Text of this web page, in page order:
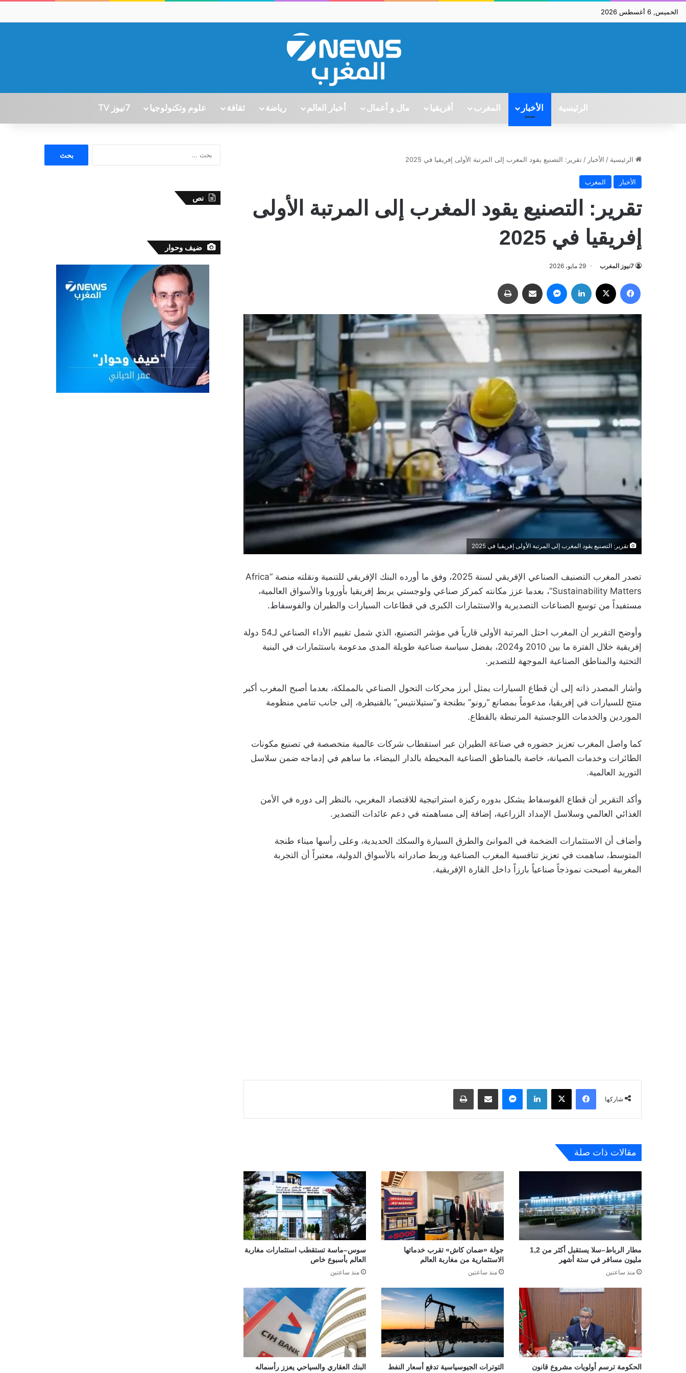
الخميس, 6 أغسطس 2026
الرئيسية الأخبار المغرب أفريقيا مال و أعمال أخبار العالم رياضة ثقافة علوم وتكنولوجيا 7نيوز TV
الرئيسية / الأخبار / تقرير: التصنيع يقود المغرب إلى المرتبة الأولى إفريقيا في 2025
الأخبار المغرب
تقرير: التصنيع يقود المغرب إلى المرتبة الأولى
إفريقيا في 2025
7نيوز المغرب 29 مايو، 2026
تقرير: التصنيع يقود المغرب إلى المرتبة الأولى إفريقيا في 2025
تصدر المغرب التصنيف الصناعي الإفريقي لسنة 2025، وفق ما أورده البنك الإفريقي للتنمية ونقلته منصة “Africa
Sustainability Matters”، بعدما عزز مكانته كمركز صناعي ولوجستي يربط إفريقيا بأوروبا والأسواق العالمية،
مستفيداً من توسع الصناعات التصديرية والاستثمارات الكبرى في قطاعات السيارات والطيران والفوسفاط.
وأوضح التقرير أن المغرب احتل المرتبة الأولى قارياً في مؤشر التصنيع، الذي شمل تقييم الأداء الصناعي لـ54 دولة
إفريقية خلال الفترة ما بين 2010 و2024، بفضل سياسة صناعية طويلة المدى مدعومة باستثمارات في البنية
التحتية والمناطق الصناعية الموجهة للتصدير.
وأشار المصدر ذاته إلى أن قطاع السيارات يمثل أبرز محركات التحول الصناعي بالمملكة، بعدما أصبح المغرب أكبر
منتج للسيارات في إفريقيا، مدعوماً بمصانع “رونو” بطنجة و”ستيلانتيس” بالقنيطرة، إلى جانب تنامي منظومة
الموردين والخدمات اللوجستية المرتبطة بالقطاع.
كما واصل المغرب تعزيز حضوره في صناعة الطيران عبر استقطاب شركات عالمية متخصصة في تصنيع مكونات
الطائرات وخدمات الصيانة، خاصة بالمناطق الصناعية المحيطة بالدار البيضاء، ما ساهم في إدماجه ضمن سلاسل
التوريد العالمية.
وأكد التقرير أن قطاع الفوسفاط يشكل بدوره ركيزة استراتيجية للاقتصاد المغربي، بالنظر إلى دوره في الأمن
الغذائي العالمي وسلاسل الإمداد الزراعية، إضافة إلى مساهمته في دعم عائدات التصدير.
وأضاف أن الاستثمارات الضخمة في الموانئ والطرق السيارة والسكك الحديدية، وعلى رأسها ميناء طنجة
المتوسط، ساهمت في تعزيز تنافسية المغرب الصناعية وربط صادراته بالأسواق الدولية، معتبراً أن التجربة
المغربية أصبحت نموذجاً صناعياً بارزاً داخل القارة الإفريقية.
شاركها
فيسبوك لينكدإن
مقالات ذات صلة
مطار الرباط–سلا يستقبل أكثر من 1,2
مليون مسافر في ستة أشهر
منذ ساعتين
جولة «ضمان كاش» تقرب خدماتها
الاستثمارية من مغاربة العالم
منذ ساعتين
سوس–ماسة تستقطب استثمارات مغاربة
العالم بأسبوع خاص
منذ ساعتين
الحكومة ترسم أولويات مشروع قانون
التوترات الجيوسياسية تدفع أسعار النفط
البنك العقاري والسياحي يعزز رأسماله
نص
ضيف وحوار